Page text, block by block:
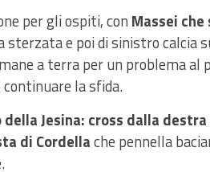
per gli ospiti, con Massei
sterzata e poi di sinistro calcia
a terra per un problema al
la sfida.
Jesina: cross dalla destra
di Cordellache pennella